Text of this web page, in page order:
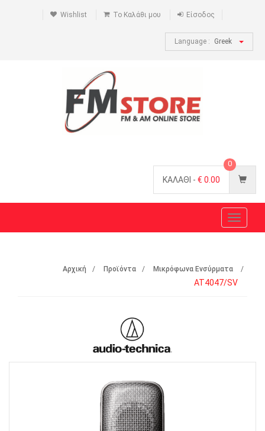
Wishlist Το Καλάθι μου Είσοδος
Language : Greek
ΚΑΛΑΘΙ - € 0.00
0
Toggle
Αρχική Προϊόντα Μικρόφωνα Ενσύρματα
AT4047/SV